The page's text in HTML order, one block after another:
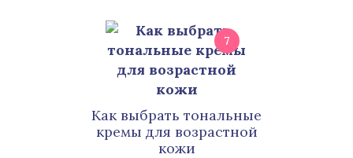
7
Как выбрать тональные
кремы для возрастной
кожи